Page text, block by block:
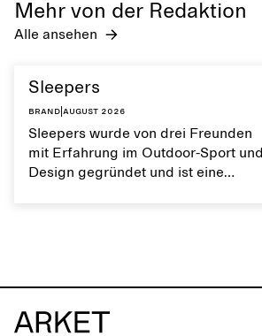
natürlichen Eigenschaften zu
erhalten.
Mehr von der Redaktion
Alle ansehen
Sleepers
Brand August 2026
Sleepers wurde von drei Freunden
mit Erfahrung im Outdoor-Sport und
Design gegründet und ist eine
Flops und zeichnet sich durch klare,
minimalistische Linien, Komfort und
Vielseitigkeit in verschiedenen